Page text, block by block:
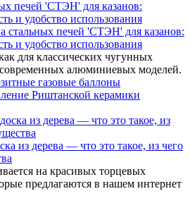
стальных печей 'СТЭН' для казанов:
и удобство использования
для классических чугунных
современных алюминиевых моделей.
газовые баллоны
Риштанской керамики
из дерева — что это такое, из чего
на красивых торцевых
предлагаются в нашем интернет